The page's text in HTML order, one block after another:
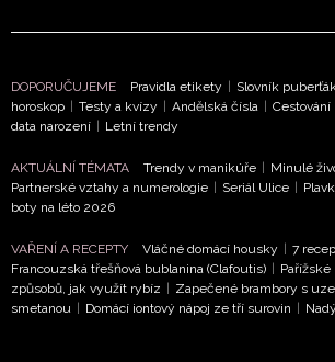
DOPORUČUJEME Pravidla etikety | Slovník
horoskop | Testy a kvízy | Andělská čísla | Cestování
data narození | Letní trendy
AKTUÁLNÍ TÉMATA Trendy v manikúře | Minulé
Partnerské vztahy a numerologie | Seriál Ulice |
boty na léto 2026
VAŘENÍ A RECEPTY Vláčné domácí housky | 7
Francouzská třešňová bublanina (Clafoutis) |
způsobů, jak využít rybíz | Zapečené brambory s
smetanou | Domácí iontový nápoj ze tří surovin |